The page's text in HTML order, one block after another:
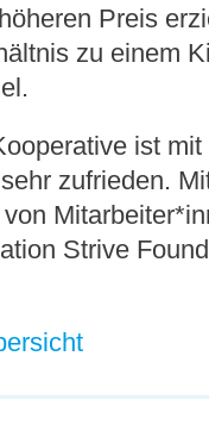
Preis
zu einem
ist
zufrieden.
von
Strive